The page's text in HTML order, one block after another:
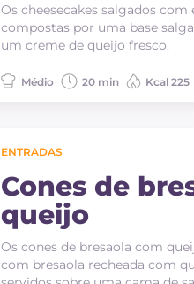
Os cheesecakes salgados com
compostas por uma base
um creme de queijo fresco.
Médio 20 min Kcal 225
ENTRADAS
Cones de
queijo
Os cones de bresaola com
com bresaola recheada com